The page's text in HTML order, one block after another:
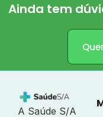
Ainda tem
A Saúde S/A